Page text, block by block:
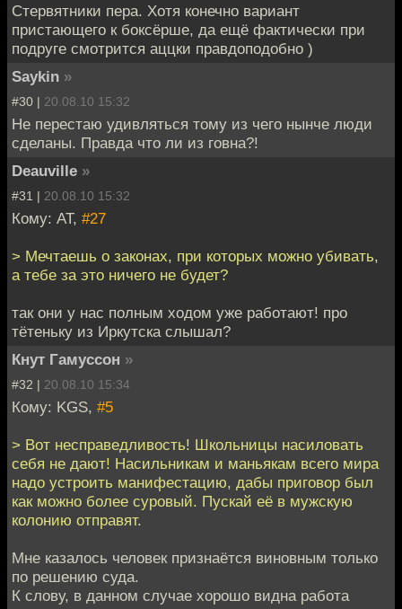
Стервятники пера. Хотя конечно вариант
пристающего к боксёрше, да ещё фактически при
подруге смотрится аццки правдоподобно )
Saykin »
#30 | 20.08.10 15:32
Не перестаю удивляться тому из чего нынче люди
сделаны. Правда что ли из говна?!
Deauville »
#31 | 20.08.10 15:32
Кому: AT, #27
> Мечтаешь о законах, при которых можно убивать,
а тебе за это ничего не будет?
так они у нас полным ходом уже работают! про
тётеньку из Иркутска слышал?
Кнут Гамуссон »
#32 | 20.08.10 15:34
Кому: KGS, #5
> Вот несправедливость! Школьницы насиловать
себя не дают! Насильникам и маньякам всего мира
надо устроить манифестацию, дабы приговор был
как можно более суровый. Пускай её в мужскую
колонию отправят.
Мне казалось человек признаётся виновным только
по решению суда.
К слову, в данном случае хорошо видна работа